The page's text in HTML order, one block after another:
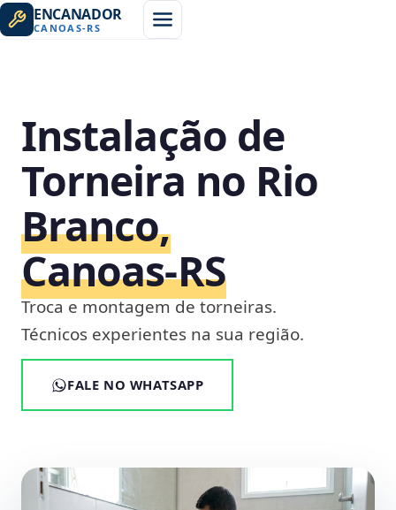
ENCANADOR
CANOAS-RS
Instalação de
Torneira no Rio
Branco,
Canoas‑RS
Troca e montagem de torneiras.
Técnicos experientes na sua região.
FALE NO WHATSAPP